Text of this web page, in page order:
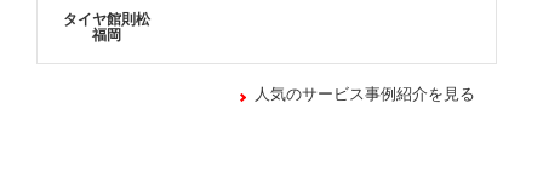
タイヤ館則松
福岡
人気のサービス事例紹介を見る